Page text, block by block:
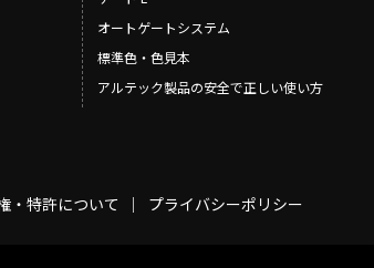
オートゲートシステム
標準色・色見本
アルテック製品の安全で正しい使い方
・特許について プライバシーポリシー